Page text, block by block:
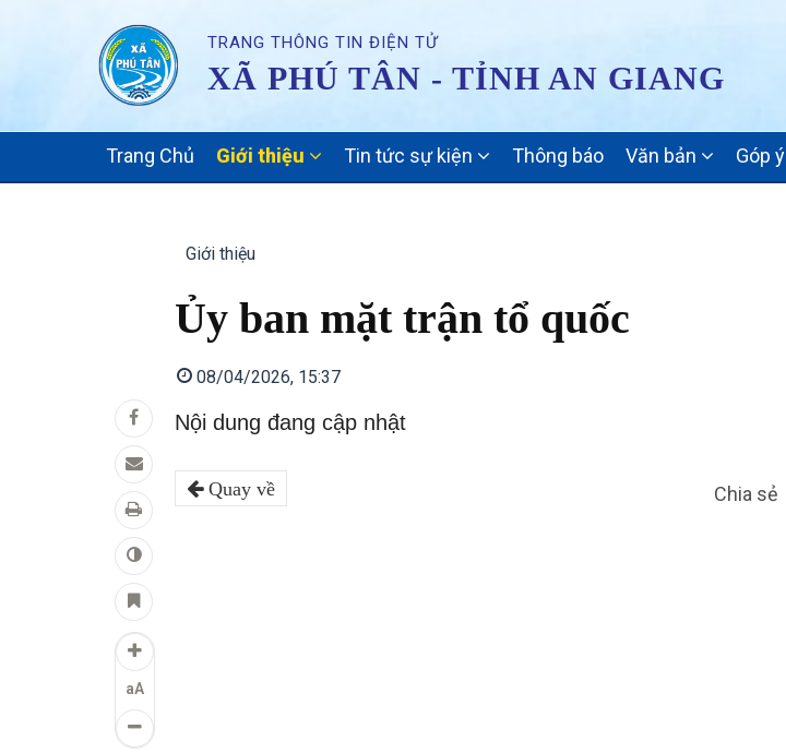
TRANG THÔNG TIN ĐIỆN TỬ
XÃ PHÚ TÂN - TỈNH AN GIANG
NAVIGATION
Trang Chủ Giới thiệu Tin tức sự kiện Thông báo Văn bản Góp ý
aA
Giới thiệu
Ủy ban mặt trận tổ quốc
08/04/2026, 15:37
Nội dung đang cập nhật
Quay về Chia sẻ